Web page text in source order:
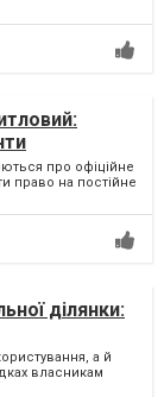
про офіційне
право на постійне
ділянки:
а й
власникам